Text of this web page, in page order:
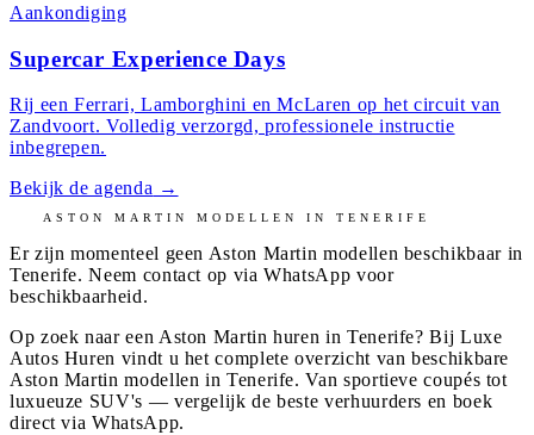
Aankondiging
Supercar Experience Days
Rij een Ferrari, Lamborghini en McLaren op het circuit van
Zandvoort. Volledig verzorgd, professionele instructie
inbegrepen.
Bekijk de agenda →
ASTON MARTIN MODELLEN INTENERIFE
Er zijn momenteel geen Aston Martin modellen beschikbaar in
Tenerife. Neem contact op via WhatsApp voor
beschikbaarheid.
Op zoek naar een Aston Martin huren in Tenerife? Bij Luxe
Autos Huren vindt u het complete overzicht van beschikbare
Aston Martin modellen in Tenerife. Van sportieve coupés tot
luxueuze SUV's — vergelijk de beste verhuurders en boek
direct via WhatsApp.